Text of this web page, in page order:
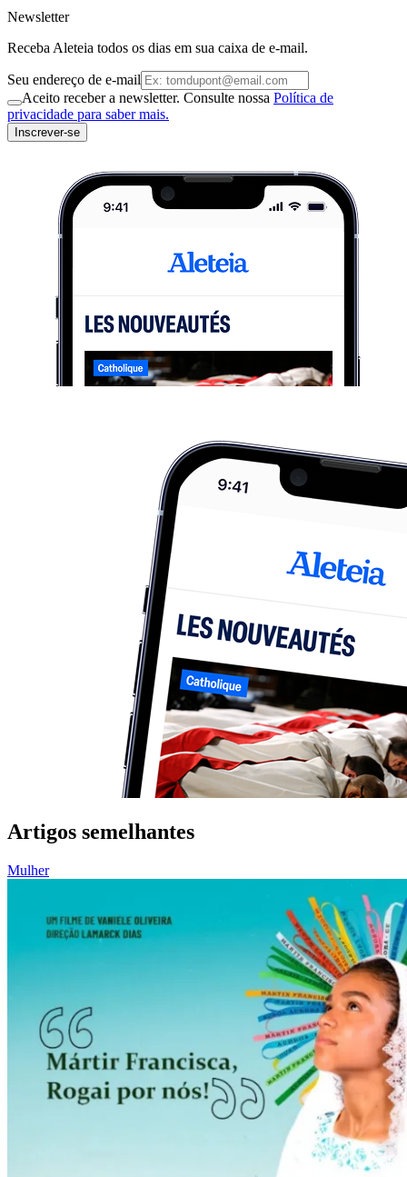
Newsletter
Receba Aleteia todos os dias em sua caixa de e-mail.
Seu endereço de e-mail
Aceito receber a newsletter. Consulte nossa Política de
privacidade para saber mais.
Inscrever-se
Artigos semelhantes
Mulher